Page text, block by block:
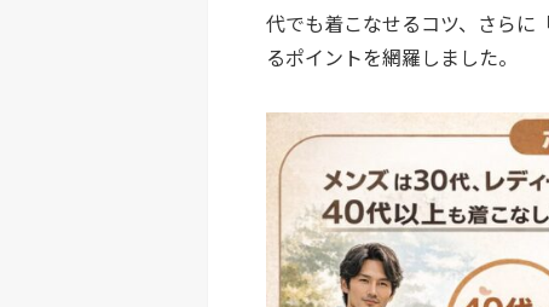
代でも着こなせるコツ、さらに
るポイントを網羅しました。